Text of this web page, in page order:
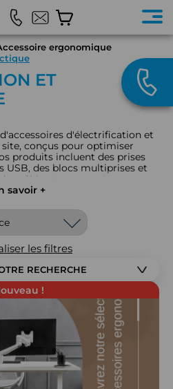
ergonomique
ET
d'électrification et
conçus pour optimiser
produits incluent des prises
USB, des blocs multiprises et
câbles, tous pensés pour
améliorer l'organisation de
à domicile, nos solutions
vous permettent de
efficace et ordonnée.
savoir +
les filtres
RECHERCHE
!